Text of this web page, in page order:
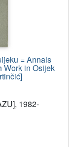
= Annals
Work in Osijek
1982-